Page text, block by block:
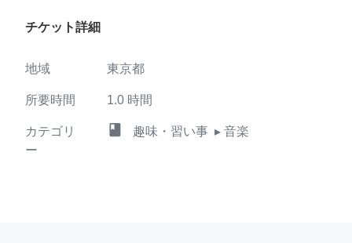
チケット詳細
地域 東京都
所要時間 1.0 時間
カテゴリ
ー
class 趣味・習い事 ▸ 音楽